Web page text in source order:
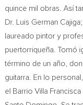
quince mil obras. Así
Dr.
Luis German Cajiga
laureado pintor y
puertorriqueña. Tomó
término de un año,
guitarra. En lo
el Barrio Villa Francisca